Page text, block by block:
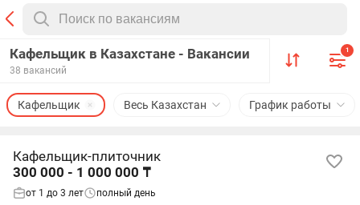
Кафельщик в Казахстане - Вакансии
38 вакансий
1
Весь Казахстан
Кафельщик График работы
Кафельщик-плиточник
300 000 - 1 000 000 ₸
от 1 до 3 лет полный день